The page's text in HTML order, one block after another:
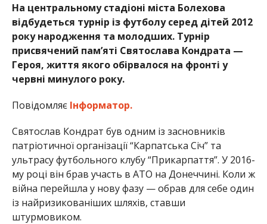
На центральному стадіоні міста Болехова
відбудеться турнір із футболу серед дітей 2012
року народження та молодших. Турнір
присвячений пам’яті Святослава Кондрата —
Героя, життя якого обірвалося на фронті у
червні минулого року.
Повідомляє Інформатор.
Святослав Кондрат був одним із засновників
патріотичної організації “Карпатська Січ” та
ультрасу футбольного клубу “Прикарпаття”. У 2016-
му році він брав участь в АТО на Донеччині. Коли ж
війна перейшла у нову фазу — обрав для себе один
із найризикованіших шляхів, ставши
штурмовиком.